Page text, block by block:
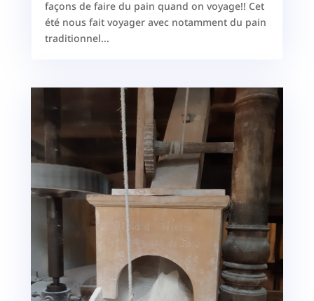
façons de faire du pain quand on voyage!! Cet
été nous fait voyager avec notamment du pain
traditionnel...